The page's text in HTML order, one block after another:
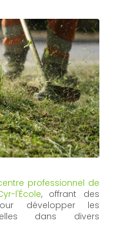
professionnel de
l'École, offrant des
développer les
dans divers